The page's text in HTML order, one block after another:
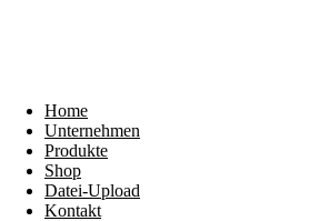
Home
Unternehmen
Produkte
Shop
Datei-Upload
Kontakt